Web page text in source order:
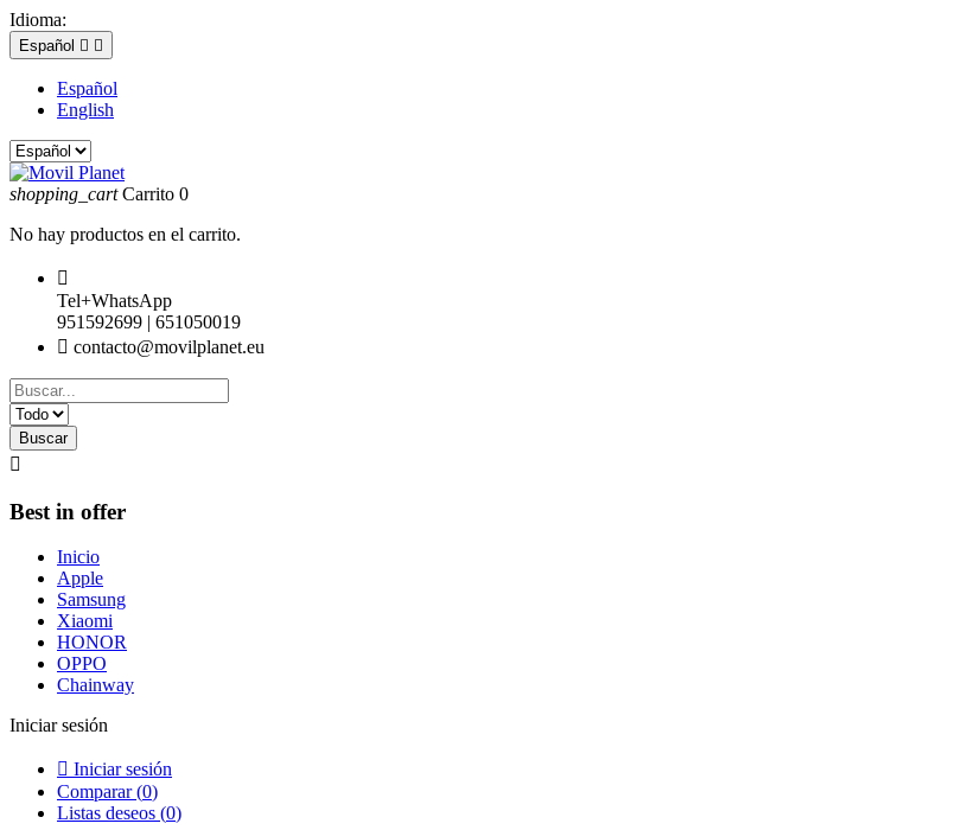
Idioma:
Español  
Español
English
shopping_cart Carrito 0
No hay productos en el carrito.

Tel+WhatsApp
951592699 | 651050019
 contacto@movilplanet.eu
Buscar

Best in offer
Inicio
Apple
Samsung
Xiaomi
HONOR
OPPO
Chainway
Iniciar sesión
 Iniciar sesión
Comparar (0)
Listas deseos (0)